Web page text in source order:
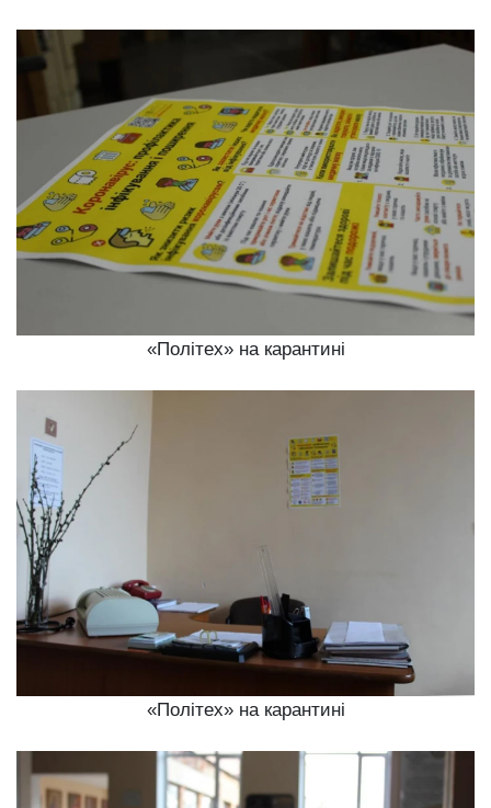
«Політех» на карантині
«Політех» на карантині